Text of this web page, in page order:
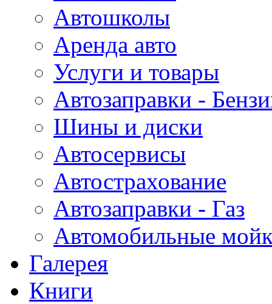
Автошколы
Аренда авто
Услуги и товары
Автозаправки -
Шины и диски
Автосервисы
Автострахование
Автозаправки - Газ
Автомобильные
Галерея
Книги